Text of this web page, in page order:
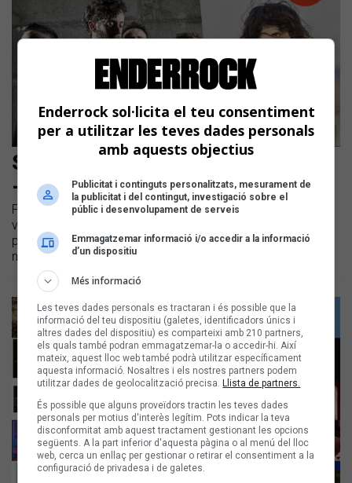
Segueix en directe l'Enderrock Sona
- Especial Escena Valenciana
Presentem el número 328 d'Enderrock, dedicat a l'escena
valenciana, amb una entrevista i concert de la banda
pegolina Smoking Souls | ​A més, escoltarem en directe el
nou treball de l'artista alcoiana Neus Ferri, 'Llar'
Enderrock sol·licita el teu consentiment
per a utilitzar les teves dades personals
amb aquests objectius
Publicitat i continguts personalitzats, mesurament de
la publicitat i del contingut, investigació sobre el
públic i desenvolupament de serveis
Emmagatzemar informació i/o accedir a la informació
d’un dispositiu
Més informació
Les teves dades personals es tractaran i és possible que la
informació del teu dispositiu (galetes, identificadors únics i
altres dades del dispositiu) es comparteixi amb 210 partners,
els quals també podran emmagatzemar-la o accedir-hi. Així
mateix, aquest lloc web també podrà utilitzar específicament
aquesta informació. Nosaltres i els nostres partners podem
utilitzar dades de geolocalització precisa.Llista de partners.
És possible que alguns proveïdors tractin les teves dades
personals per motius d'interès legítim. Pots indicar la teva
disconformitat amb aquest tractament gestionant les opcions
següents. A la part inferior d'aquesta pàgina o al menú del lloc
web, cerca un enllaç per gestionar o retirar el consentiment a la
configuració de privadesa i de galetes.